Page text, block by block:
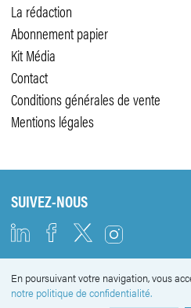
La rédaction
Abonnement papier
Kit Média
Contact
Conditions générales de vente
Mentions légales
SUIVEZ-NOUS
NEWSLETTER
En poursuivant votre navigation, vous
notre politique de confidentialité.